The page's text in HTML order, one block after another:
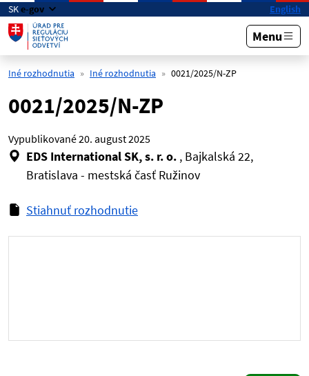
Preskočiť na hlavný obsah
SKe-gov English
Menu
Iné rozhodnutia Iné rozhodnutia 0021/2025/N-ZP
0021/2025/N-ZP
Vypublikované20. august 2025
EDS International SK, s. r. o. , Bajkalská 22,
Bratislava - mestská časť Ružinov
Stiahnuť rozhodnutie